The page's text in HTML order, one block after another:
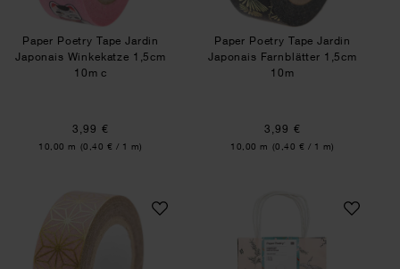
Paper Poetry Tape Jardin
Japonais Winkekatze 1,5cm
10m c
3,99 €
Inhalt:
10,00 m (0,40 € / 1 m)
Paper Poetry Tape Jardin
Japonais Farnblätter 1,5cm
10m
3,99 €
Inhalt:
10,00 m (0,40 € / 1 m)
Paper Poetry Tape Jardin Japonais Grid 1,5cm
Paper Poetry